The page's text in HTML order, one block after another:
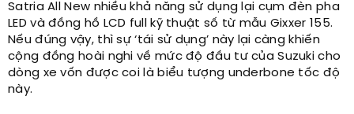
Satria All New nhiều khả năng sử dụng lại cụm đèn pha
LED và đồng hồ LCD full kỹ thuật số từ mẫu Gixxer 155.
Nếu đúng vậy, thì sự ‘tái sử dụng’ này lại càng khiến
cộng đồng hoài nghi về mức độ đầu tư của Suzuki cho
dòng xe vốn được coi là biểu tượng underbone tốc độ
này.